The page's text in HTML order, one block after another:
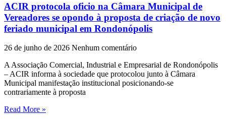
ACIR protocola oficio na Câmara Municipal de
Vereadores se opondo à proposta de criação de novo
feriado municipal em Rondonópolis
26 de junho de 2026 Nenhum comentário
A Associação Comercial, Industrial e Empresarial de Rondonópolis
– ACIR informa à sociedade que protocolou junto à Câmara
Municipal manifestação institucional posicionando-se
contrariamente à proposta
Read More »